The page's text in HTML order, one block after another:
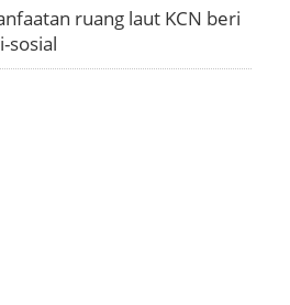
ruang laut KCN beri
sosial